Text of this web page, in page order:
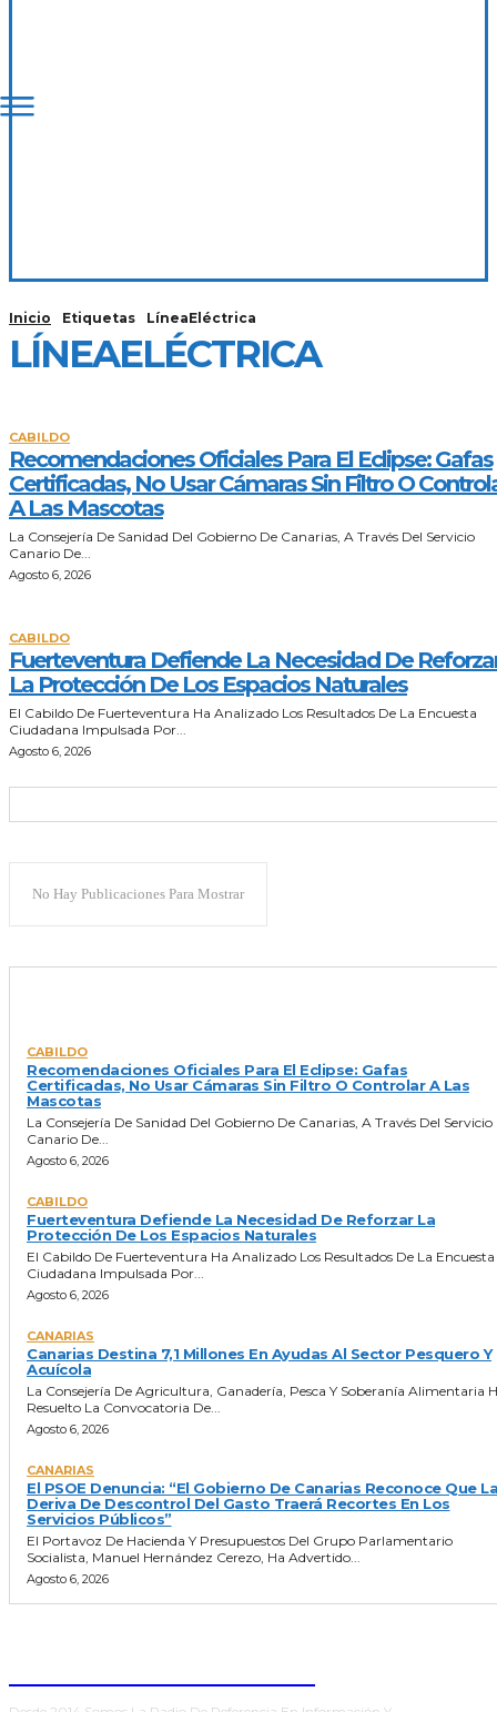
Inicio Etiquetas LíneaEléctrica
LÍNEAELÉCTRICA
CABILDO
Recomendaciones Oficiales Para El Eclipse: Gafas
Certificadas, No Usar Cámaras Sin Filtro O
A Las Mascotas
La Consejería De Sanidad Del Gobierno De Canarias, A Través Del Servicio
Canario De...
Agosto 6, 2026
CABILDO
Fuerteventura Defiende La Necesidad De
La Protección De Los Espacios Naturales
El Cabildo De Fuerteventura Ha Analizado Los Resultados De La Encuesta
Ciudadana Impulsada Por...
Agosto 6, 2026
No Hay Publicaciones Para Mostrar
CABILDO
Recomendaciones Oficiales Para El Eclipse: Gafas
Certificadas, No Usar Cámaras Sin Filtro O Controlar A Las
Mascotas
La Consejería De Sanidad Del Gobierno De Canarias, A Través Del Servicio
Canario De...
Agosto 6, 2026
CABILDO
Fuerteventura Defiende La Necesidad De Reforzar La
Protección De Los Espacios Naturales
El Cabildo De Fuerteventura Ha Analizado Los Resultados De La Encuesta
Ciudadana Impulsada Por...
Agosto 6, 2026
CANARIAS
Canarias Destina 7,1 Millones En Ayudas Al Sector Pesquero Y
Acuícola
La Consejería De Agricultura, Ganadería, Pesca Y Soberanía Alimentaria
Resuelto La Convocatoria De...
Agosto 6, 2026
CANARIAS
El PSOE Denuncia: “El Gobierno De Canarias Reconoce Que La
Deriva De Descontrol Del Gasto Traerá Recortes En Los
Servicios Públicos”
El Portavoz De Hacienda Y Presupuestos Del Grupo Parlamentario
Socialista, Manuel Hernández Cerezo, Ha Advertido...
Agosto 6, 2026